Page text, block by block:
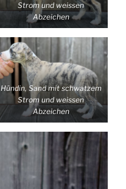
Strom und weissen
Abzeichen
Hündin, Sand mit schwatzem
Strom und weissen
Abzeichen